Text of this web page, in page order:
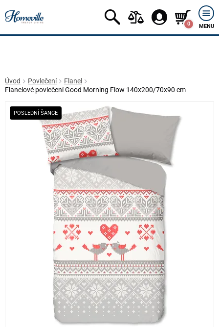
0 MENU
Úvod Povlečení
Flanel
Flanelové povlečení Good Morning Flow 140x200/70x90 cm
POSLEDNÍ ŠANCE